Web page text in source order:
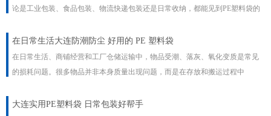
论是工业包装、食品包装、物流快递包装还是日常收纳，都能见到PE塑料袋的
​在日常生活大连防潮防尘 好用的 PE 塑料袋
在日常生活、商铺经营和工厂仓储运输中，物品受潮、落灰、氧化变质是常见
的损耗问题。很多物品并非本身质量出现问题，而是在存放和搬运过程中
大连实用PE塑料袋 日常包装好帮手